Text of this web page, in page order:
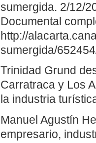
sumergida. 2/12/
Documental
http://
sumergida/
Trinidad Grund
Carratraca y Los
la industria
Manuel Agustín
empresario,